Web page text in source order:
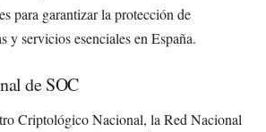
para garantizar la protección de
y servicios esenciales en España.
de SOC
Criptológico Nacional, la Red Nacional